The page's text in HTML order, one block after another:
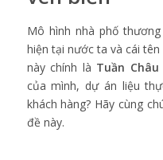
Mô hình nhà phố
hiện tại nước ta và cái
này chính là Tuần
của mình, dự án liệu
khách hàng? Hãy cùng
đề này.